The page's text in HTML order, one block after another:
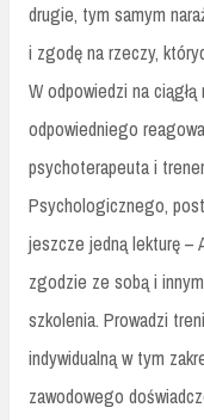
drugie, tym samym
i zgodę na rzeczy,
W odpowiedzi na
odpowiedniego
psychoterapeuta i
Psychologicznego,
jeszcze jedną lekturę –
zgodzie ze sobą i
szkolenia. Prowadzi
indywidualną w tym
zawodowego